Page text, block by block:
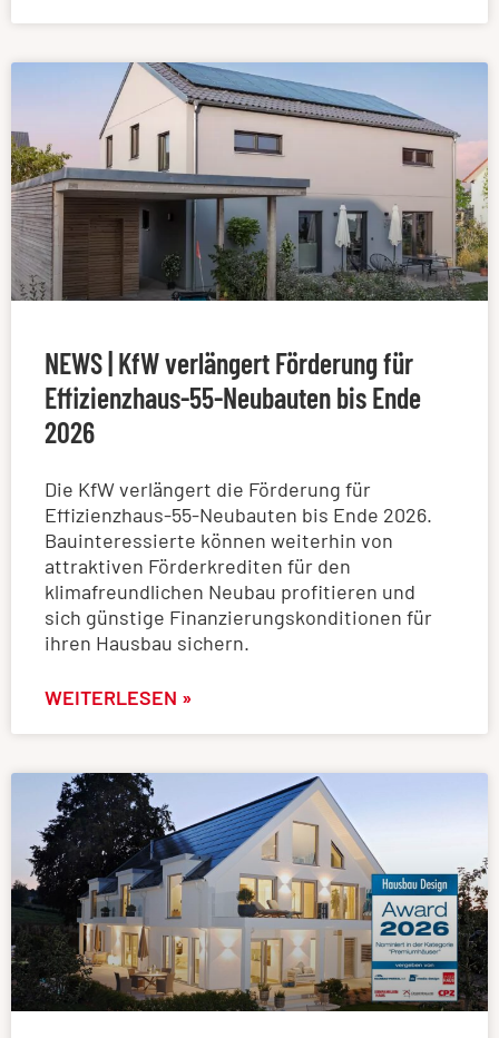
NEWS | KfW verlängert Förderung für
Effizienzhaus-55-Neubauten bis Ende
2026
Die KfW verlängert die Förderung für
Effizienzhaus-55-Neubauten bis Ende 2026.
Bauinteressierte können weiterhin von
attraktiven Förderkrediten für den
klimafreundlichen Neubau profitieren und
sich günstige Finanzierungskonditionen für
ihren Hausbau sichern.
WEITERLESEN »